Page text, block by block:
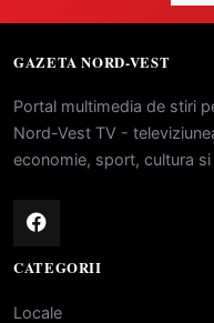
GAZETA NORD-VEST
Portal multimedia de stiri
Nord-Vest TV -
economie, sport, cultura si
CATEGORII
Locale